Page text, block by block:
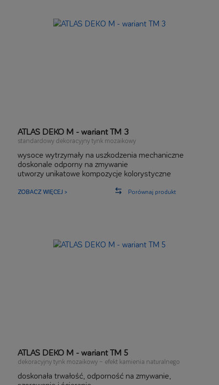
ATLAS DEKO M - wariant TM 3
standardowy dekoracyjny tynk mozaikowy
wysoce wytrzymały na uszkodzenia mechaniczne
doskonale odporny na zmywanie
utworzy unikatowe kompozycje kolorystyczne
ZOBACZ WIĘCEJ > Porównaj produkt
ATLAS DEKO M - wariant TM 5
dekoracyjny tynk mozaikowy – efekt kamienia naturalnego
doskonała trwałość, odporność na zmywanie,